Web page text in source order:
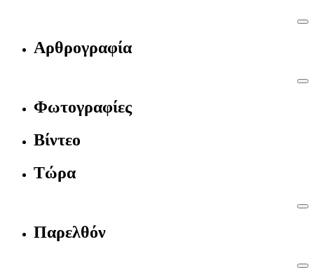
Αρθρογραφία
Φωτογραφίες
Βίντεο
Τώρα
Παρελθόν